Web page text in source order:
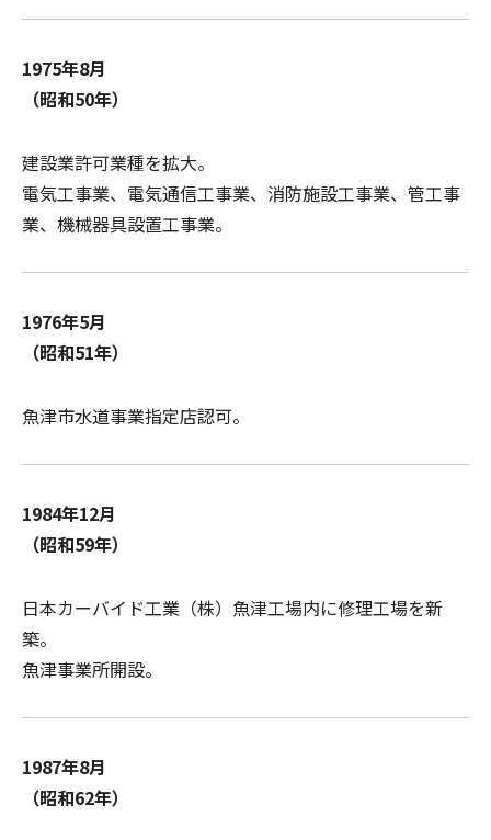
1975年8月
（昭和50年）
建設業許可業種を拡大。
電気工事業、電気通信工事業、消防施設工事業、管工事
業、機械器具設置工事業。
1976年5月
（昭和51年）
魚津市水道事業指定店認可。
1984年12月
（昭和59年）
日本カーバイド工業（株）魚津工場内に修理工場を新
築。
魚津事業所開設。
1987年8月
（昭和62年）